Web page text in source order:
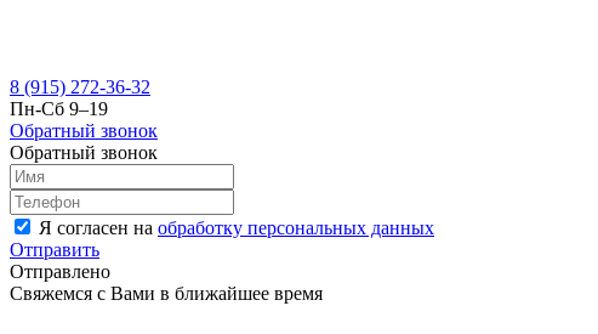
8 (915) 272-36-32
Пн-Сб 9–19
Обратный звонок
Обратный звонок
Я согласен на обработку персональных данных
Отправить
Отправлено
Свяжемся с Вами в ближайшее время